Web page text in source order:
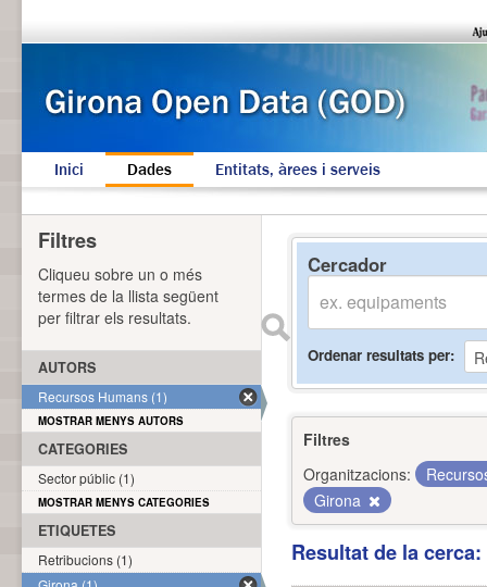
Inici Dades Entitats, àrees i serveis
Cercador
Ordenar resultats per
Filtres
Organitzacions:
Girona
Resultat de la
Filtres
Cliqueu sobre un o més
termes de la llista següent
per filtrar els resultats.
AUTORS
Recursos Humans (1)
MOSTRAR MENYS AUTORS
CATEGORIES
Sector públic (1)
MOSTRAR MENYS CATEGORIES
ETIQUETES
Retribucions (1)